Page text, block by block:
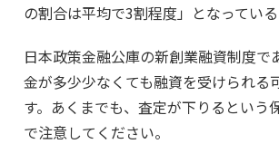
の割合は平均で3割程度」となっている
日本政策金融公庫の新創業融資制度で
金が多少少なくても融資を受けられる
す。あくまでも、査定が下りるという
で注意してください。